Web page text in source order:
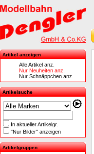
Artikel anzeigen
Alle Artikel anz.
Nur Neuheiten anz.
Nur Schnäppchen anz.
Artikelsuche
In aktueller Artikelgr.
"Nur Bilder" anzeigen
Artikelgruppen